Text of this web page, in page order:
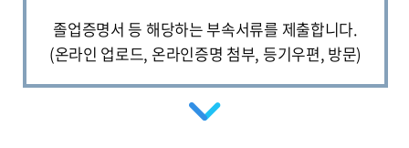
졸업증명서 등 해당하는 부속서류를 제출합니다.
(온라인 업로드, 온라인증명 첨부, 등기우편, 방문)